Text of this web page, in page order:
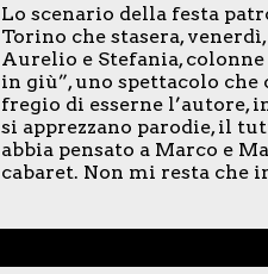
Lo scenario della festa
Torino che stasera,
Aurelio e Stefania,
in giù”, uno spettacolo
fregio di esserne l’autore,
si apprezzano parodie, il
abbia pensato a Marco e
cabaret. Non mi resta che